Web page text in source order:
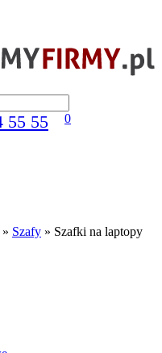
55 55
0
» Szafy » Szafki na laptopy